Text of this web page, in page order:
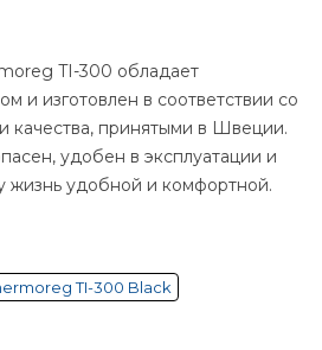
TI-300 обладает
и изготовлен в соответствии со
качества, принятыми в Швеции.
удобен в эксплуатации и
жизнь удобной и комфортной.
TI-300 Black